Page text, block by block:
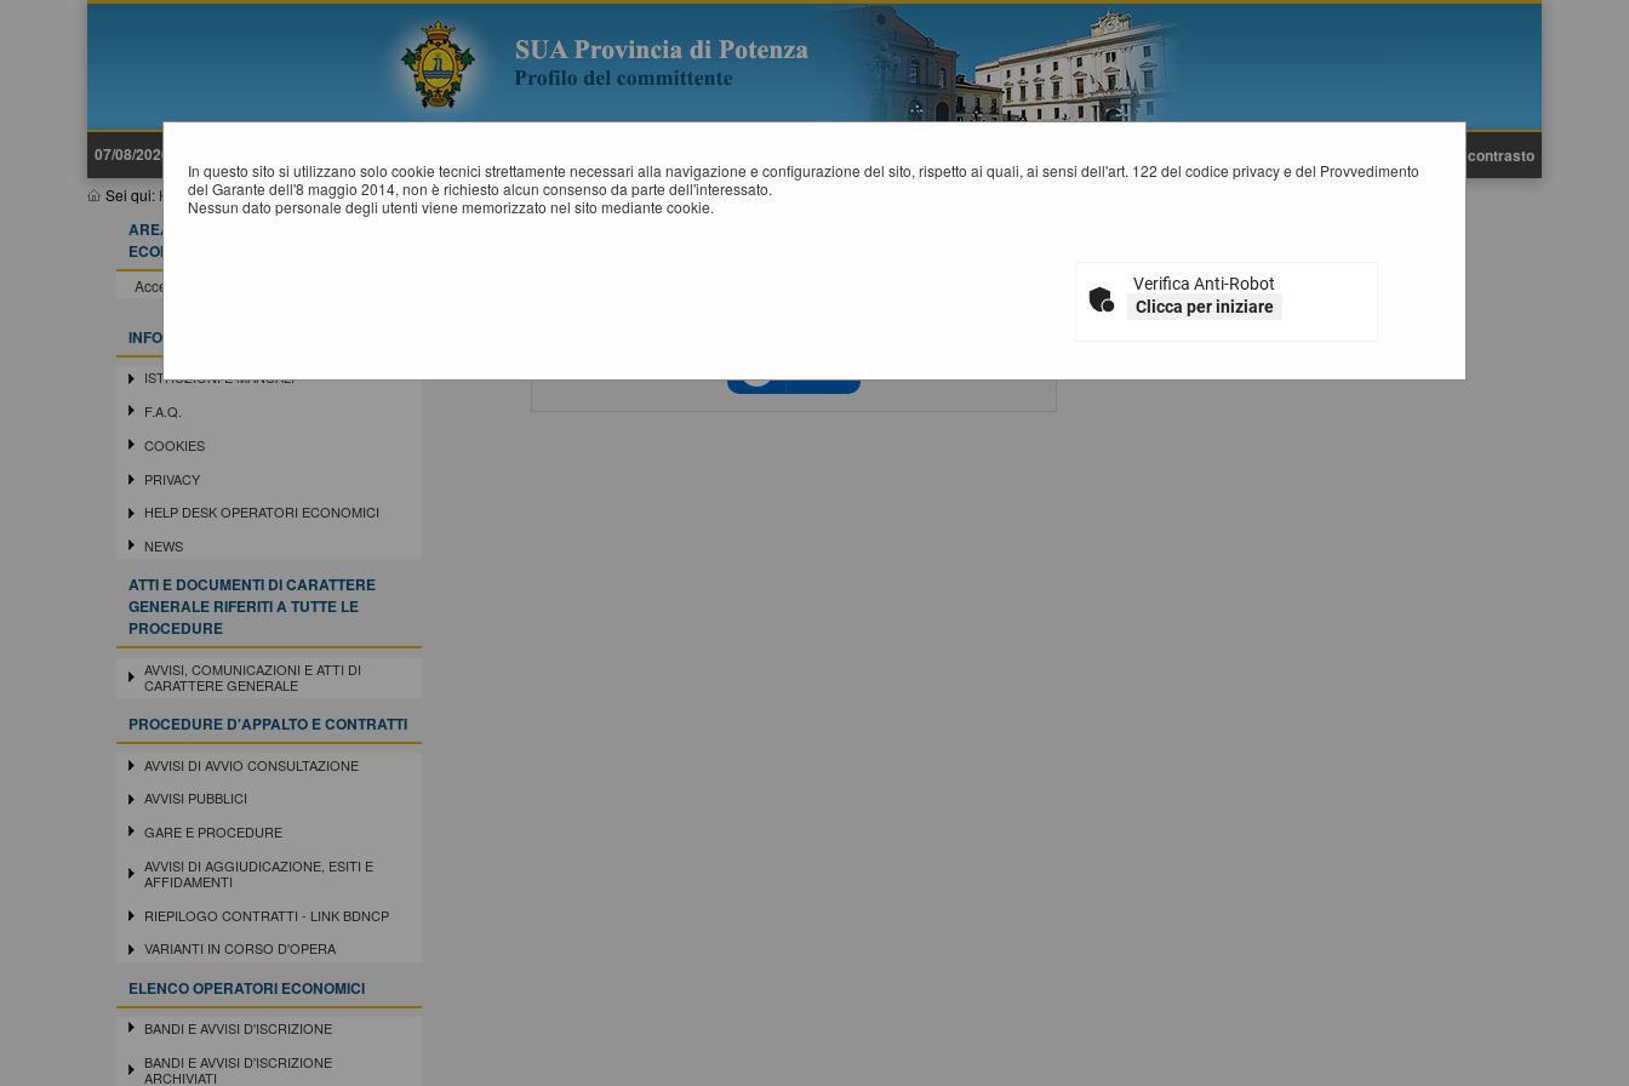
07/08/2026 05:56 Alto contrasto
Sei qui: Home
In questo sito si utilizzano solo cookie tecnici strettamente necessari alla navigazione e configurazione del sito, rispetto ai quali, ai sensi dell'art. 122 del codice privacy e del Provvedimento
del Garante dell'8 maggio 2014, non è richiesto alcun consenso da parte dell'interessato.
Nessun dato personale degli utenti viene memorizzato nel sito mediante cookie.
Verifica Anti-Robot
Clicca per iniziare
AREA RISERVATA OPERATORE
ECONOMICO
Accedi - Registrati
INFORMAZIONI
ISTRUZIONI E MANUALI
F.A.Q.
COOKIES
PRIVACY
HELP DESK OPERATORI ECONOMICI
NEWS
ATTI E DOCUMENTI DI CARATTERE
GENERALE RIFERITI A TUTTE LE
PROCEDURE
AVVISI, COMUNICAZIONI E ATTI DI
CARATTERE GENERALE
PROCEDURE D'APPALTO E CONTRATTI
AVVISI DI AVVIO CONSULTAZIONE
AVVISI PUBBLICI
GARE E PROCEDURE
AVVISI DI AGGIUDICAZIONE, ESITI E
AFFIDAMENTI
RIEPILOGO CONTRATTI - LINK BDNCP
VARIANTI IN CORSO D'OPERA
ELENCO OPERATORI ECONOMICI
BANDI E AVVISI D'ISCRIZIONE
BANDI E AVVISI D'ISCRIZIONE
ARCHIVIATI